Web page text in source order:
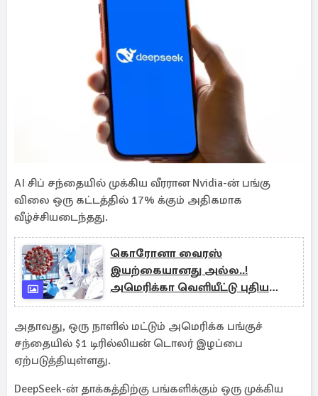
AI சிப் சந்தையில் முக்கிய வீரரான Nvidia-ன் பங்கு
விலை ஒரு கட்டத்தில் 17% க்கும் அதிகமாக
வீழ்ச்சியடைந்தது.
கொரோனா வைரஸ்
இயற்கையானது அல்ல..!
அமெரிக்கா வெளியீட்டு புதிய
ஆய்வு முடிவுகள்
அதாவது, ஒரு நாளில் மட்டும் அமெரிக்க பங்குச்
சந்தையில் $1 டிரில்லியன் டொலர் இழப்பை
ஏற்படுத்தியுள்ளது.
DeepSeek-ன் தாக்கத்திற்கு பங்களிக்கும் ஒரு முக்கிய